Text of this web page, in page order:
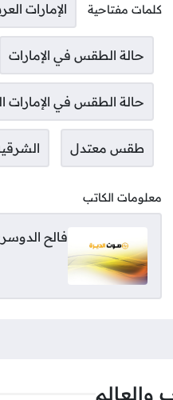
كلمات مفتاحية الإمارات
حالة الطقس في الإمارات
حالة الطقس في الإمارات
طقس معتدل
معلومات الكاتب
فالح
والعالم